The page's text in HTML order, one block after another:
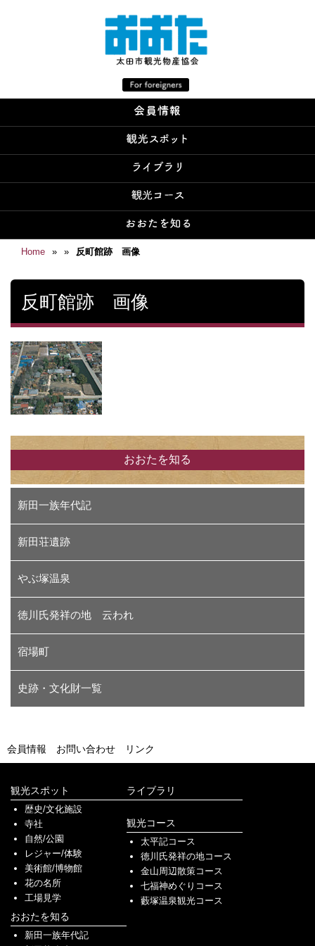
Home » » 反町館跡 画像
反町館跡 画像
おおたを知る
新田一族年代記
新田荘遺跡
やぶ塚温泉
徳川氏発祥の地 云われ
宿場町
史跡・文化財一覧
会員情報 お問い合わせ リンク
観光スポット
歴史/文化施設
寺社
自然/公園
レジャー/体験
美術館/博物館
花の名所
工場見学
ライブラリ
観光コース
太平記コース
徳川氏発祥の地コース
金山周辺散策コース
七福神めぐりコース
藪塚温泉観光コース
おおたを知る
新田一族年代記